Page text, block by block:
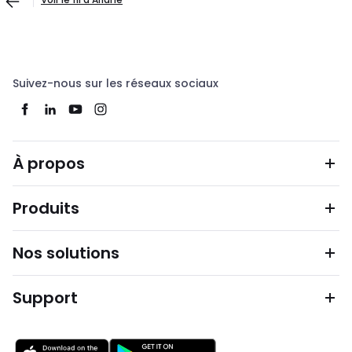
Suivez-nous sur les réseaux sociaux
À propos
Produits
Nos solutions
Support